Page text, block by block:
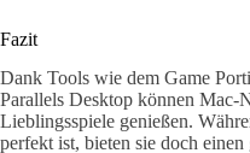
Fazit
Dank Tools wie dem Game
Parallels Desktop können
Lieblingsspiele genießen.
perfekt ist, bieten sie doch